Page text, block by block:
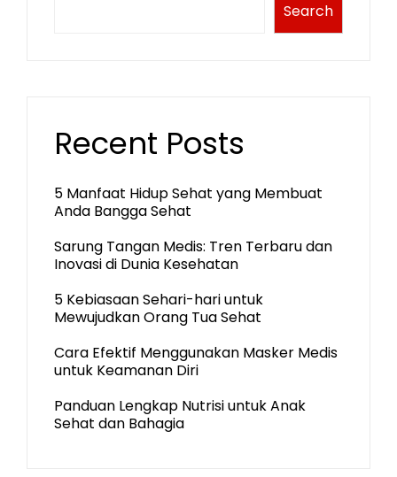
Search
Recent Posts
5 Manfaat Hidup Sehat yang Membuat
Anda Bangga Sehat
Sarung Tangan Medis: Tren Terbaru dan
Inovasi di Dunia Kesehatan
5 Kebiasaan Sehari-hari untuk
Mewujudkan Orang Tua Sehat
Cara Efektif Menggunakan Masker Medis
untuk Keamanan Diri
Panduan Lengkap Nutrisi untuk Anak
Sehat dan Bahagia